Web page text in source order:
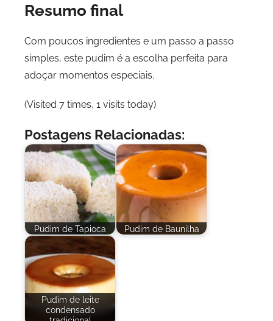
Resumo final
Com poucos ingredientes e um passo a passo
simples, este pudim é a escolha perfeita para
adoçar momentos especiais.
(Visited 7 times, 1 visits today)
Postagens Relacionadas:
Pudim de Tapioca Pudim de Baunilha
Pudim de leite
condensado